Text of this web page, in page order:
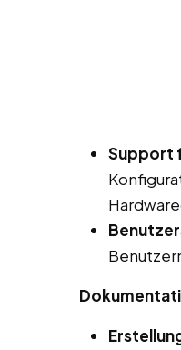
Support